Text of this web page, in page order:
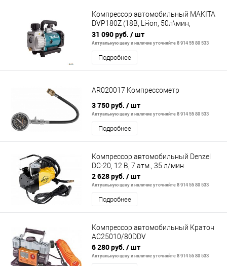
Компрессор автомобильный MAKITA
DVP180Z (18В, Li-ion, 50л\мин,
вакуум-50Па,2.9кг,кор,б\ак,з\у) .
31 090 руб. / шт
Актуальную цену и наличие уточняйте 8 914 55 80 533
Подробнее
AR020017 Компрессометр
3 750 руб. / шт
Актуальную цену и наличие уточняйте 8 914 55 80 533
Подробнее
Компрессор автомобильный Denzel
DС-20, 12 В, 7 атм., 35 л/мин
2 628 руб. / шт
Актуальную цену и наличие уточняйте 8 914 55 80 533
Подробнее
Компрессор автомобильный Кратон
AC25010/80DDV
6 280 руб. / шт
Актуальную цену и наличие уточняйте 8 914 55 80 533